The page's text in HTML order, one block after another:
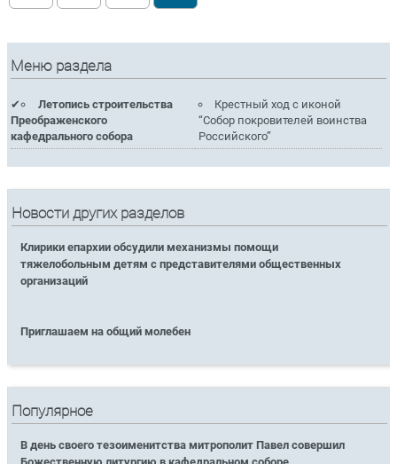
Меню раздела
Летопись строительства
Преображенского
кафедрального собора
Крестный ход с иконой
“Собор покровителей воинства
Российского”
Новости других разделов
Клирики епархии обсудили механизмы помощи
тяжелобольным детям с представителями общественных
организаций
Приглашаем на общий молебен
Популярное
В день своего тезоименитства митрополит Павел совершил